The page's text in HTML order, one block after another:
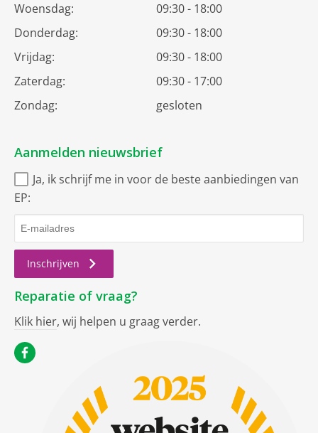
Woensdag:
09:30 - 18:00
Donderdag:
09:30 - 18:00
Vrijdag:
09:30 - 18:00
Zaterdag:
09:30 - 17:00
Zondag:
gesloten
Aanmelden nieuwsbrief
Ja, ik schrijf me in voor de beste aanbiedingen van
EP:
Inschrijven
Reparatie of vraag?
Klik hier, wij helpen u graag verder.